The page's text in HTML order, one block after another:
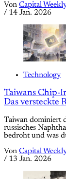
Von Capital
/ 14 Jan. 2026
Technology
Taiwans Chip-
Das versteckte
Taiwan dominiert
russisches
bedroht und was
Von Capital
/ 13 Jan. 2026